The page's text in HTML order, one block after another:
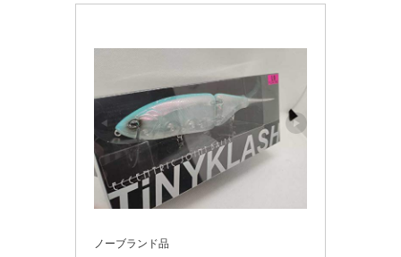
ノーブランド品